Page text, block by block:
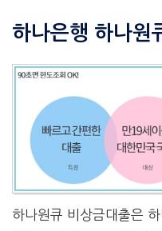
하나은행 하나원
하나원큐 비상금대출은